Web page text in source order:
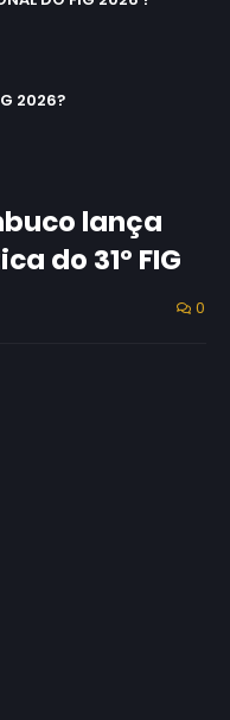
2026?
lança
do 31º FIG
0